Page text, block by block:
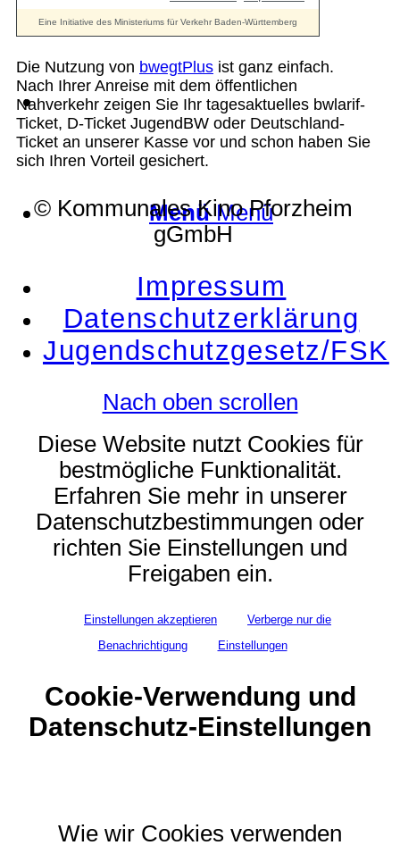
Suche
Menü Menü
Die Nutzung von bwegtPlus ist ganz einfach.
Nach Ihrer Anreise mit dem öffentlichen
Nahverkehr zeigen Sie Ihr tagesaktuelles bwlarif-
Ticket, D-Ticket JugendBW oder Deutschland-
Ticket an unserer Kasse vor und schon haben Sie
sich Ihren Vorteil gesichert.
© Kommunales Kino Pforzheim
gGmbH
Impressum
Datenschutzerklärung
Jugendschutzgesetz/FSK
Nach oben scrollen
Diese Website nutzt Cookies für
bestmögliche Funktionalität.
Erfahren Sie mehr in unserer
Datenschutzbestimmungen oder
richten Sie Einstellungen und
Freigaben ein.
Einstellungen akzeptieren
Verberge nur die
Benachrichtigung
Einstellungen
Cookie-Verwendung und
Datenschutz-Einstellungen
Wie wir Cookies verwenden